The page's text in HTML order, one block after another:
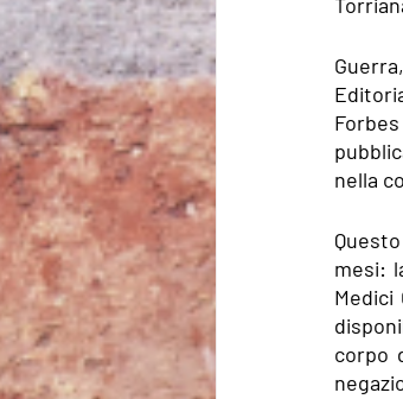
nella
mesi:
corpo